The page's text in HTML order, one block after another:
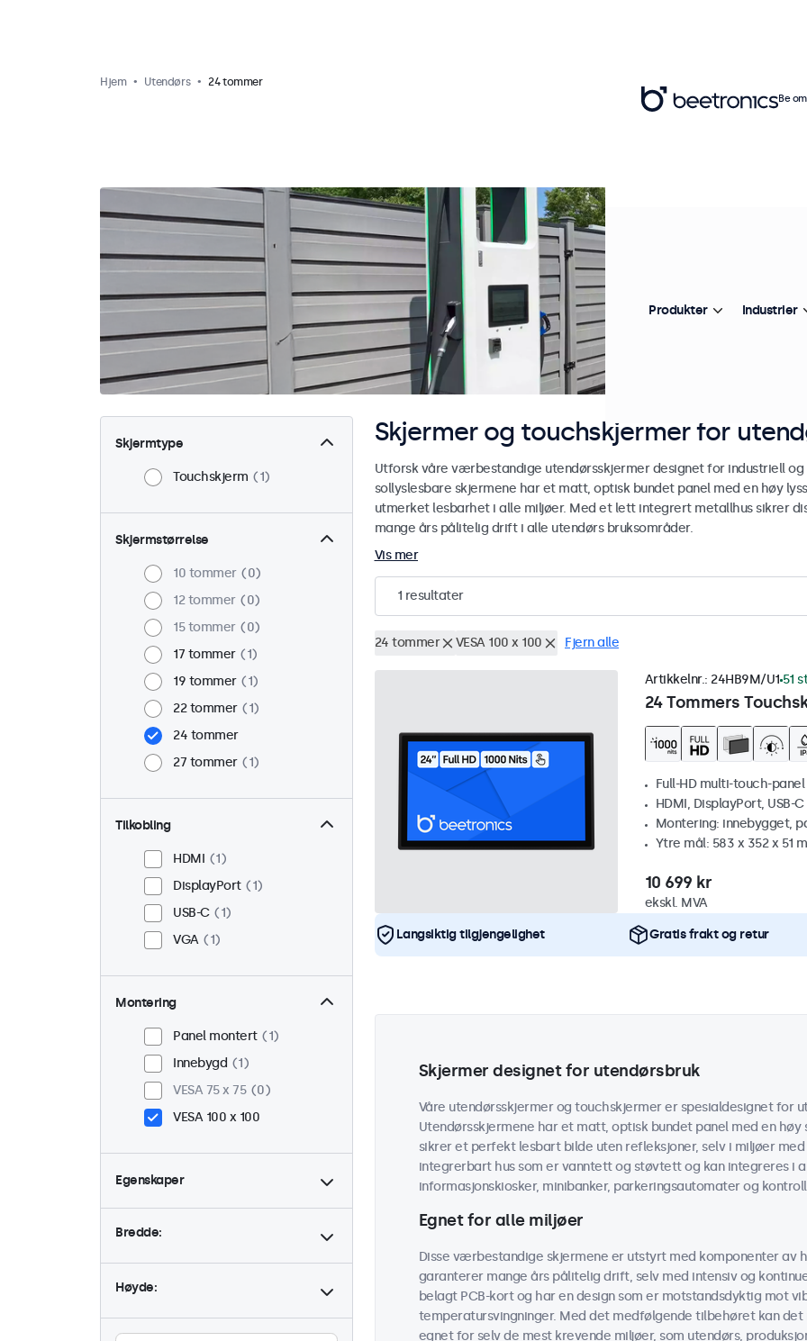
Hjem Utendørs 24 tommer
Skjermtype
Touchskjerm 1
Skjermstørrelse
10 tommer
0
12 tommer
0
15 tommer
0
17 tommer
1
19 tommer
1
22 tommer
1
24 tommer
27 tommer
1
Tilkobling
HDMI
1
DisplayPort
1
USB-C
1
VGA
1
Montering
Panel montert
1
Innebygd
1
VESA 75 x 75
0
VESA 100 x 100
Egenskaper
4:3 / 5:4
0
Dimbar
1
Lesbar i sollys
1
Bredde:
Høyde:
Skjermer og touchskjermer for
Utforsk våre værbestandige utendørsskjermer designet for industriell og
sollyslesbare skjermene har et matt, optisk bundet panel med en høy
utmerket lesbarhet i alle miljøer. Med et lett integrert metallhus sikrer
mange års pålitelig drift i alle utendørs bruksområder.
Vis mer
1 resultater
24 tommer VESA 100 x 100 Fjern alle
24 Tommers
Artikkelnr.: 24HB9M/U1 51
Full-HD multi-touch-
HDMI, DisplayPort, USB-
Montering: innebygget,
Ytre mål: 583 x 352 x 51
10 699 kr
ekskl. MVA
Langsiktig tilgjengelighet Gratis frakt og retur
Skjermer designet for utendørsbruk
Våre utendørsskjermer og touchskjermer er spesialdesignet for
Utendørsskjermene har et matt, optisk bundet panel med en høy
sikrer et perfekt lesbart bilde uten refleksjoner, selv i miljøer
integrerbart hus som er vanntett og støvtett og kan integreres i
informasjonskiosker, minibanker, parkeringsautomater og
Egnet for alle miljøer
Disse værbestandige skjermene er utstyrt med komponenter av
garanterer mange års pålitelig drift, selv med intensiv og
belagt PCB-kort og har en design som er motstandsdyktig mot
temperatursvingninger. Med det medfølgende tilbehøret kan
egnet for selv de mest krevende miljøer, som utendørs,
Be
Produkter Industrier